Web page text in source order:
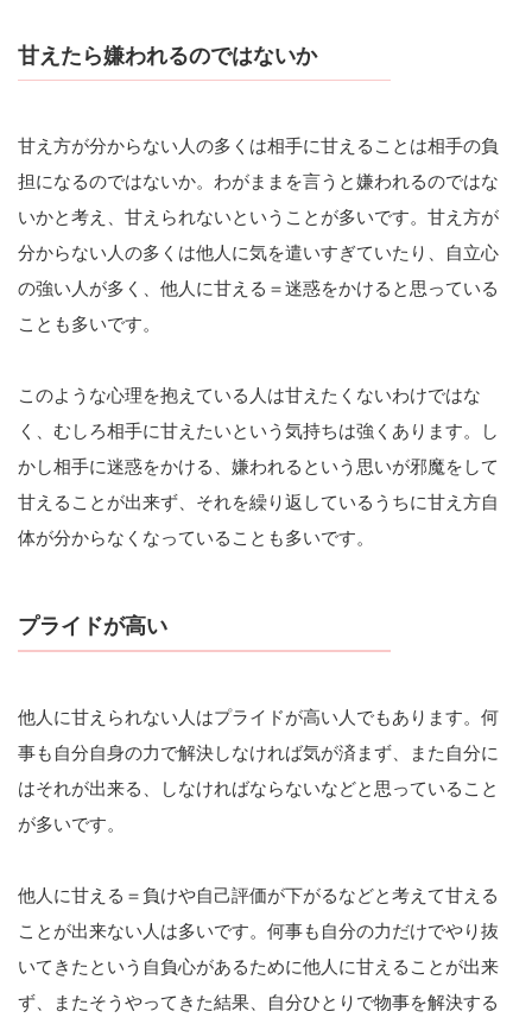
甘えたら嫌われるのではないか
甘え方が分からない人の多くは相手に甘えることは相手の負
担になるのではないか。わがままを言うと嫌われるのではな
いかと考え、甘えられないということが多いです。甘え方が
分からない人の多くは他人に気を遣いすぎていたり、自立心
の強い人が多く、他人に甘える＝迷惑をかけると思っている
ことも多いです。
このような心理を抱えている人は甘えたくないわけではな
く、むしろ相手に甘えたいという気持ちは強くあります。し
かし相手に迷惑をかける、嫌われるという思いが邪魔をして
甘えることが出来ず、それを繰り返しているうちに甘え方自
体が分からなくなっていることも多いです。
プライドが高い
他人に甘えられない人はプライドが高い人でもあります。何
事も自分自身の力で解決しなければ気が済まず、また自分に
はそれが出来る、しなければならないなどと思っていること
が多いです。
他人に甘える＝負けや自己評価が下がるなどと考えて甘える
ことが出来ない人は多いです。何事も自分の力だけでやり抜
いてきたという自負心があるために他人に甘えることが出来
ず、またそうやってきた結果、自分ひとりで物事を解決する